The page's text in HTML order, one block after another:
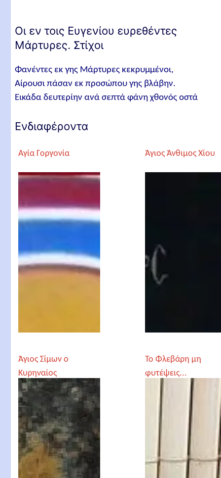
Οι εν τοις Ευγενίου ευρεθέντες
Μάρτυρες. Στίχοι
Φανέντες εκ γης Μάρτυρες κεκρυμμένοι,
Αίρουσι πάσαν εκ προσώπου γης βλάβην.
Εικάδα δευτερίην ανά σεπτά φάνη χθονός οστά
Ενδιαφέροντα
Αγία Γοργονία Άγιος Άνθιμος Χίου
Άγιος Σίμων ο
Κυρηναίος
Το Φλεβάρη μη
φυτέψεις...